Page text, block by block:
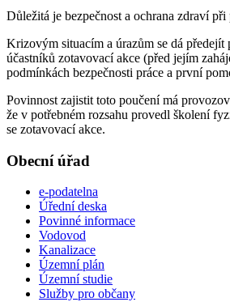
Důležitá je bezpečnost a ochrana zdraví
Krizovým situacím a úrazům se dá předejít
účastníků zotavovací akce (před jejím
podmínkách bezpečnosti práce a první
Povinnost zajistit toto poučení má
že v potřebném rozsahu provedl školení
se zotavovací akce.
Obecní úřad
e-podatelna
Úřední deska
Povinné informace
Vodovod
Kanalizace
Územní plán
Územní studie
Služby pro občany